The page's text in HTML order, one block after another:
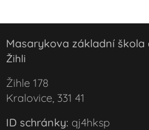
Masarykova základní
Žihli
Žihle 178
Kralovice, 331 41
ID schránky: qj4hksp